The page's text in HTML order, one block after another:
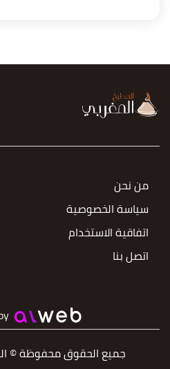
من نحن
سياسة الخصوصية
اتفاقية الاستخدام
اتصل بنا
جميع الحقوق محفوظة ©